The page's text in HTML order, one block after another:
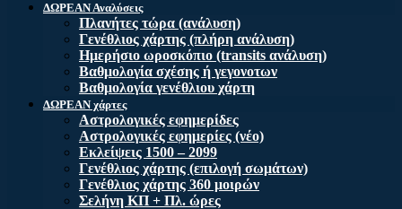
ΔΩΡΕΑΝ Αναλύσεις
Πλανήτες τώρα (ανάλυση)
Γενέθλιος χάρτης (πλήρη ανάλυση)
Ημερήσιο ωροσκόπιο (transits ανάλυση)
Βαθμολογία σχέσης ή γεγονοτων
Βαθμολογία γενέθλιου χάρτη
ΔΩΡΕΑΝ χάρτες
Αστρολογικές εφημερίδες
Αστρολογικές εφημερίες (νέο)
Εκλείψεις 1500 – 2099
Γενέθλιος χάρτης (επιλογή σωμάτων)
Γενέθλιος χάρτης 360 μοιρών
Σελήνη ΚΠ + Πλ. ώρες